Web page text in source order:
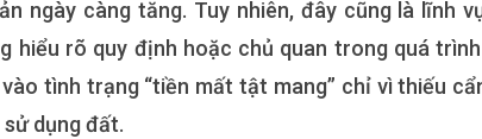
ngày càng tăng. Tuy nhiên, đây cũng là lĩnh
hiểu rõ quy định hoặc chủ quan trong quá
tình trạng “tiền mất tật mang” chỉ vì thiếu
dụng đất.